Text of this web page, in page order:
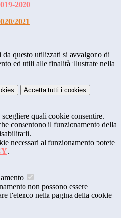
2020
2021
questo utilizzati si avvalgono di
ed utili alle finalità illustrate nella
Accetta tutti i cookies
quali cookie consentire.
consentono il funzionamento della
necessari al funzionamento potete
.
non possono essere
l'elenco nella pagina della cookie